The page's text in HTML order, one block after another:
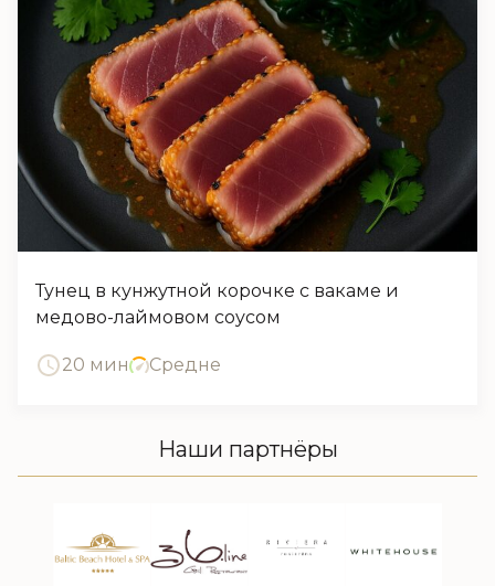
Тунец в кунжутной корочке с вакаме и
медово-лаймовом соусом
20 мин Средне
Наши партнёры